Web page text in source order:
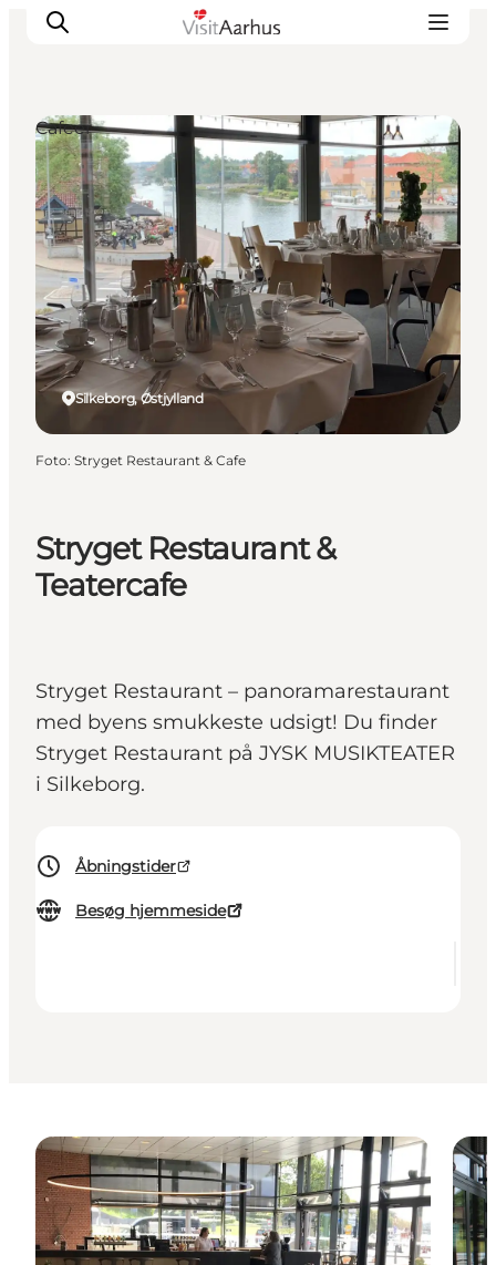
Oplevelser
Kalender
Byer og steder
Planlæg ferien
Transport
Stryget Restaurant &
Teatercafe
Stryget Restaurant – panoramarestaurant
med byens smukkeste udsigt! Du finder
Stryget Restaurant på JYSK MUSIKTEATER
i Silkeborg.
Åbningstider
Besøg hjemmeside
Silkeborg, Østjylland
Cafeer
Foto: Stryget Restaurant & Cafe